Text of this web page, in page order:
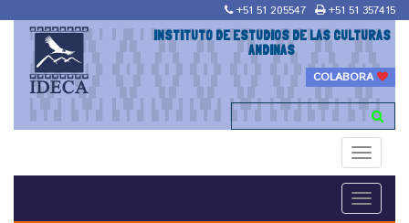
+51 51 205547 +51 51 357415
INSTITUTO DE ESTUDIOS DE LAS CULTURAS
ANDINAS
COLABORA
Toggle
Toggle